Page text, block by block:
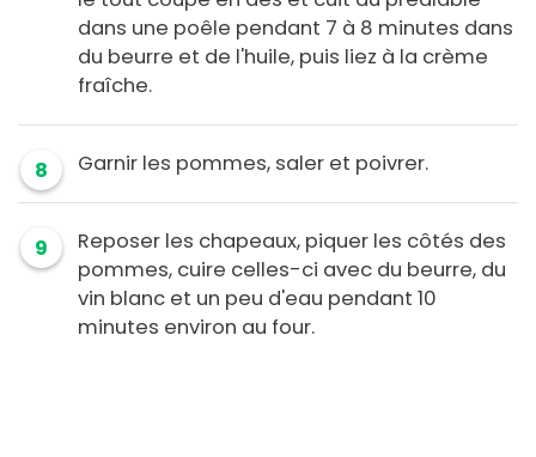
dans une poêle pendant 7 à 8 minutes dans
du beurre et de l'huile, puis liez à la crème
fraîche.
8 Garnir les pommes, saler et poivrer.
9
Reposer les chapeaux, piquer les côtés des
pommes, cuire celles-ci avec du beurre, du
vin blanc et un peu d'eau pendant 10
minutes environ au four.